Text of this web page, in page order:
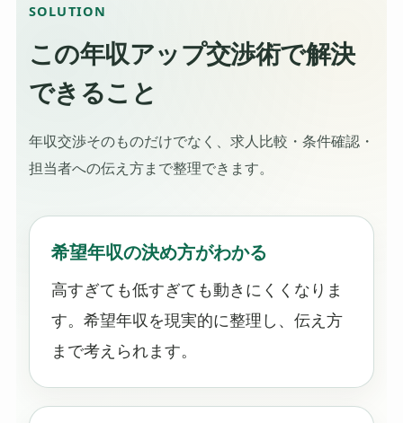
SOLUTION
この年収アップ交渉術で解決
できること
年収交渉そのものだけでなく、求人比較・条件確認・
担当者への伝え方まで整理できます。
希望年収の決め方がわかる
高すぎても低すぎても動きにくくなりま
す。希望年収を現実的に整理し、伝え方
まで考えられます。